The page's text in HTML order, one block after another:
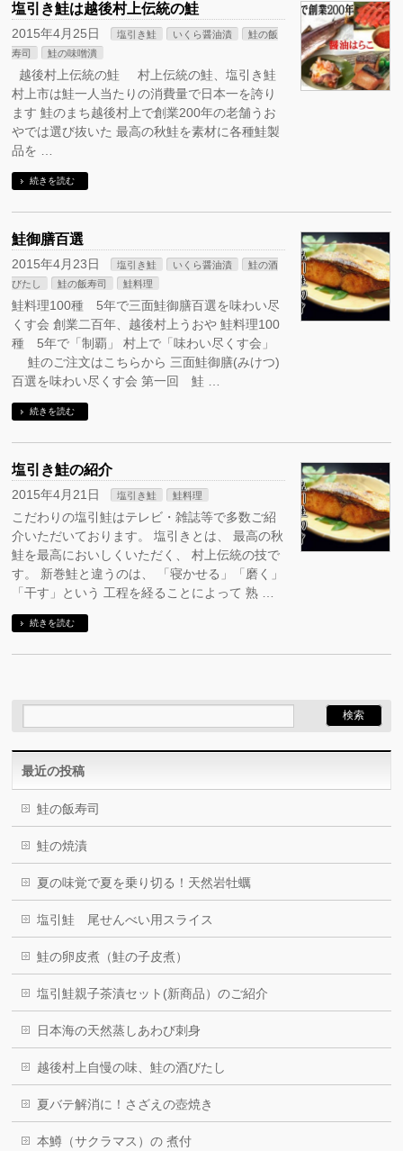
塩引き鮭は越後村上伝統の鮭
2015年4月25日 塩引き鮭 いくら醤油漬
鮭の飯
寿司
鮭の味噌潰
越後村上伝統の鮭 村上伝統の鮭、塩引き鮭
村上市は鮭一人当たりの消費量で日本一を誇り
ます 鮭のまち越後村上で創業200年の老舗うお
やでは選び抜いた 最高の秋鮭を素材に各種鮭製
品を …
続きを読む
鮭御膳百選
2015年4月23日 塩引き鮭 いくら醤油漬
鮭の酒
びたし
鮭の飯寿司 鮭料理
鮭料理100種 5年で三面鮭御膳百選を味わい尽
くす会 創業二百年、越後村上うおや 鮭料理100
種 5年で「制覇」 村上で「味わい尽くす会」
鮭のご注文はこちらから 三面鮭御膳(みけつ)
百選を味わい尽くす会 第一回 鮭 …
続きを読む
塩引き鮭の紹介
2015年4月21日 塩引き鮭 鮭料理
こだわりの塩引鮭はテレビ・雑誌等で多数ご紹
介いただいております。 塩引きとは、 最高の秋
鮭を最高においしくいただく、 村上伝統の技で
す。 新巻鮭と違うのは、 「寝かせる」「磨く」
「干す」という 工程を経ることによって 熟 …
続きを読む
最近の投稿
鮭の飯寿司
鮭の焼漬
夏の味覚で夏を乗り切る！天然岩牡蠣
塩引鮭 尾せんべい用スライス
鮭の卵皮煮（鮭の子皮煮）
塩引鮭親子茶漬セット(新商品）のご紹介
日本海の天然蒸しあわび刺身
越後村上自慢の味、鮭の酒びたし
夏バテ解消に！さざえの壺焼き
本鱒（サクラマス）の 煮付